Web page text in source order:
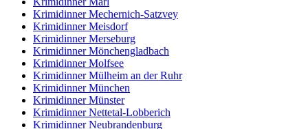
Krimidinner Mechernich-Satzvey
Krimidinner Meisdorf
Krimidinner Merseburg
Krimidinner Mönchengladbach
Krimidinner Molfsee
Krimidinner Mülheim an der Ruhr
Krimidinner München
Krimidinner Münster
Krimidinner Nettetal-Lobberich
Krimidinner Neubrandenburg